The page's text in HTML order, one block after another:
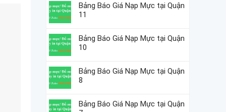
Bảng Báo Giá Nạp Mực tại Quận
11
Bảng Báo Giá Nạp Mực tại Quận
10
Bảng Báo Giá Nạp Mực tại Quận
8
Bảng Báo Giá Nạp Mực tại Quận